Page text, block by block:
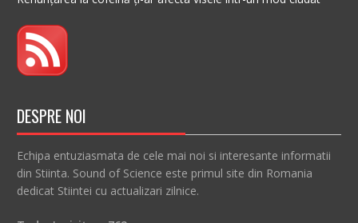
DESPRE NOI
Echipa entuziasmata de cele mai noi si interesante informatii
din Stiinta. Sound of Science este primul site din Romania
dedicat Stiintei cu actualizari zilnice.